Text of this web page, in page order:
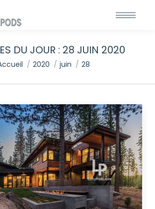
DU JOUR : 28 JUIN 2020
êtes ici :
2020 juin 28